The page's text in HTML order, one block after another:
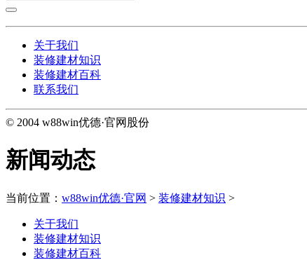
关于我们
装修建材知识
装修建材百科
联系我们
© 2004 w88win优德·官网股份
新闻动态
当前位置： w88win优德·官网 > 装修建材知识 >
关于我们
装修建材知识
装修建材百科